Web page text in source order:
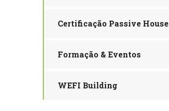
Certificação Passive House
Formação & Eventos
WEFI Building